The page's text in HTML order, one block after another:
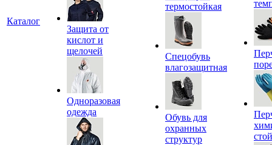
Каталог
Защита от
кислот и
щелочей
Одноразовая
одежда
термостойкая
Спецобувь
влагозащитная
Обувь для
охранных
структур